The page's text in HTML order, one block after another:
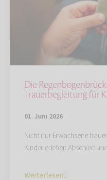
Die
Trauerbegleitung für
01. Juni 2026
Nicht nur Erwachsene
Kinder erleben Abschied
Weiterlesen